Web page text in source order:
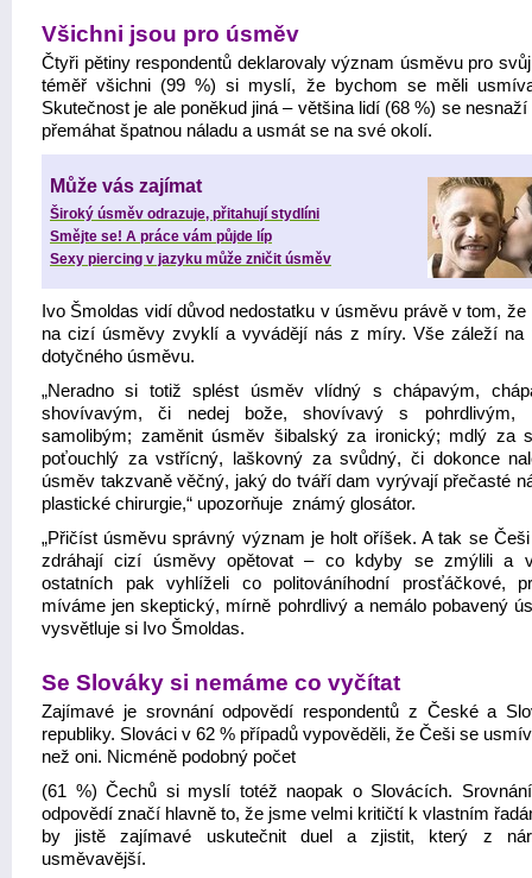
Všichni jsou pro úsměv
Čtyři pětiny respondentů deklarovaly význam úsměvu pro
téměř všichni (99 %) si myslí, že bychom se měli
Skutečnost je ale poněkud jiná – většina lidí (68 %) se nesnaží
přemáhat špatnou náladu a usmát se na své okolí.
Může vás zajímat
Široký úsměv odrazuje, přitahují stydlíni
Smějte se! A práce vám půjde líp
Sexy piercing v jazyku může zničit úsměv
Ivo Šmoldas vidí důvod nedostatku v úsměvu právě v tom, že
na cizí úsměvy zvyklí a vyvádějí nás z míry. Vše záleží na
dotyčného úsměvu.
„Neradno si totiž splést úsměv vlídný s chápavým,
shovívavým, či nedej bože, shovívavý s pohrdlivým,
samolibým; zaměnit úsměv šibalský za ironický; mdlý za
poťouchlý za vstřícný, laškovný za svůdný, či dokonce
úsměv takzvaně věčný, jaký do tváří dam vyrývají přečasté
plastické chirurgie,“ upozorňuje známý glosátor.
„Přičíst úsměvu správný význam je holt oříšek. A tak se
zdráhají cizí úsměvy opětovat – co kdyby se zmýlili a
ostatních pak vyhlíželi co politováníhodní prosťáčkové,
míváme jen skeptický, mírně pohrdlivý a nemálo pobavený
vysvětluje si Ivo Šmoldas.
Se Slováky si nemáme co vyčítat
Zajímavé je srovnání odpovědí respondentů z České a
republiky. Slováci v 62 % případů vypověděli, že Češi se
než oni. Nicméně podobný počet
(61 %) Čechů si myslí totéž naopak o Slovácích.
odpovědí značí hlavně to, že jsme velmi kritičtí k vlastním
by jistě zajímavé uskutečnit duel a zjistit, který z
usměvavější.